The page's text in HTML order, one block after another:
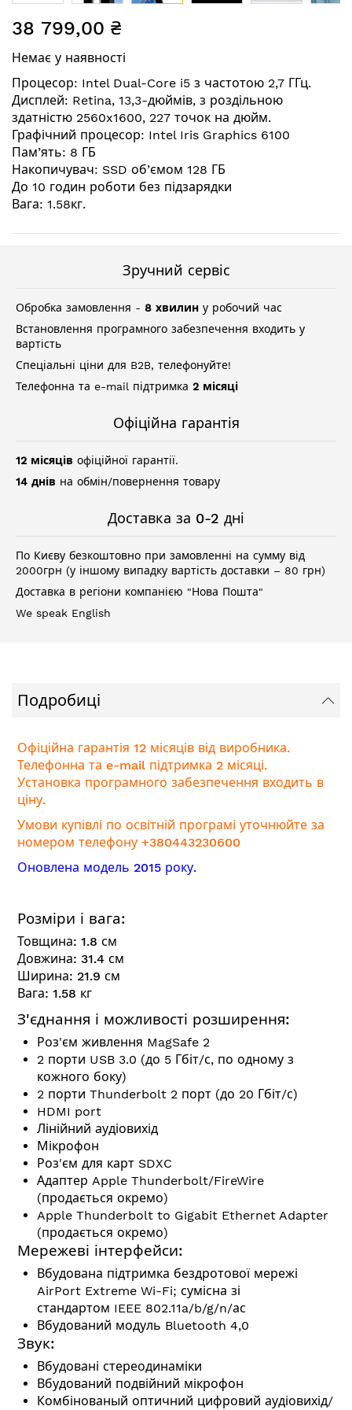
до
галереї
зображень
38 799,00 ₴
Немає у наявності
Процесор: Intel Dual-Core i5 з частотою 2,7 ГГц.
Дисплей: Retina, 13,3-дюймів, з роздільною
здатністю 2560x1600, 227 точок на дюйм.
Графічний процесор: Intel Iris Graphics 6100
Пам’ять: 8 ГБ
Накопичувач: SSD об’ємом 128 ГБ
До 10 годин роботи без підзарядки
Вага: 1.58кг.
Зручний сервіс
Обробка замовлення - 8 хвилин у робочий час
Встановлення програмного забезпечення входить у
вартість
Спеціальні ціни для B2B, телефонуйте!
Телефонна та e-mail підтримка 2 місяці
Офіційна гарантія
12 місяців офіційної гарантії.
14 днів на обмін/повернення товару
Доставка за 0-2 дні
По Києву безкоштовно при замовленні на сумму від
2000грн (у іншому випадку вартість доставки – 80 грн)
Доставка в регіони компанією "Нова Пошта"
We speak English
Подробиці
Офіційна гарантія 12 місяців від виробника.
Телефонна та e-mail підтримка 2 місяці.
Установка програмного забезпечення входить в
ціну.
Умови купівлі по освітній програмі уточнюйте за
номером телефону +380443230600
Оновлена модель 2015 року.
Розміри і вага:
Товщина: 1.8 см
Довжина: 31.4 см
Ширина: 21.9 см
Вага: 1.58 кг
З'єднання і можливості розширення:
Роз'єм живлення MagSafe 2
2 порти USB 3.0 (до 5 Гбіт/с, по одному з
кожного боку)
2 порти Thunderbolt 2 порт (до 20 Гбіт/с)
HDMI port
Лінійний аудіовихід
Мікрофон
Роз'єм для карт SDXC
Адаптер Apple Thunderbolt/FireWire
(продається окремо)
Apple Thunderbolt to Gigabit Ethernet Adapter
(продається окремо)
Мережеві інтерфейси:
Вбудована підтримка бездротової мережі
AirPort Extreme Wi-Fi; сумісна зі
стандартом IEEE 802.11a/b/g/n/ас
Вбудований модуль Bluetooth 4,0
Звук:
Вбудовані стереодинаміки
Вбудований подвійний мікрофон
Комбінованый оптичний цифровий аудіовихід/